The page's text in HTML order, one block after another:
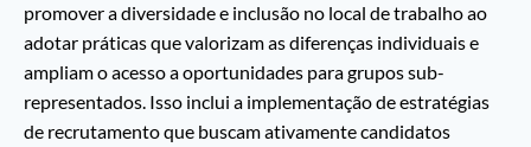
promover a diversidade e inclusão no local de trabalho ao
adotar práticas que valorizam as diferenças individuais e
ampliam o acesso a oportunidades para grupos sub-
representados. Isso inclui a implementação de estratégias
de recrutamento que buscam ativamente candidatos